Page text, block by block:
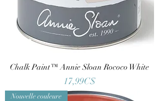
Chalk Paint™ Annie Sloan Rococo White
Price
17,99C$
Nouvelle couleure